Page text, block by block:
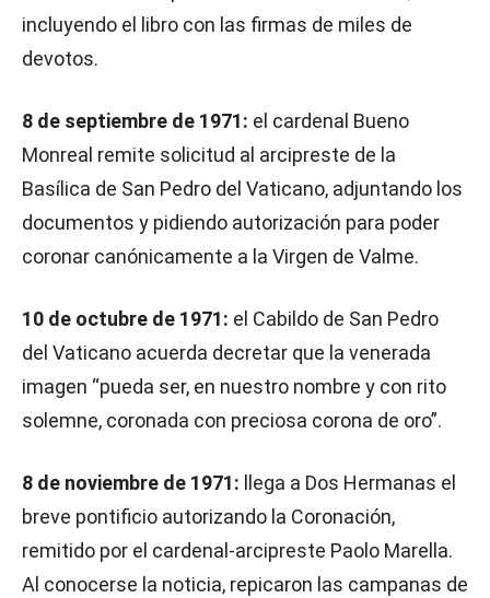
incluyendo el libro con las firmas de miles de
devotos.
8 de septiembre de 1971: el cardenal Bueno
Monreal remite solicitud al arcipreste de la
Basílica de San Pedro del Vaticano, adjuntando los
documentos y pidiendo autorización para poder
coronar canónicamente a la Virgen de Valme.
10 de octubre de 1971: el Cabildo de San Pedro
del Vaticano acuerda decretar que la venerada
imagen “pueda ser, en nuestro nombre y con rito
solemne, coronada con preciosa corona de oro”.
8 de noviembre de 1971: llega a Dos Hermanas el
breve pontificio autorizando la Coronación,
remitido por el cardenal-arcipreste Paolo Marella.
Al conocerse la noticia, repicaron las campanas de